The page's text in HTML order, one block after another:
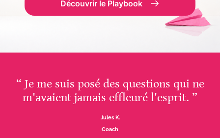
Découvrir le Playbook
“ Je me suis posé des questions qui ne
m'avaient jamais effleuré l'esprit. ”
Jules K.
Coach